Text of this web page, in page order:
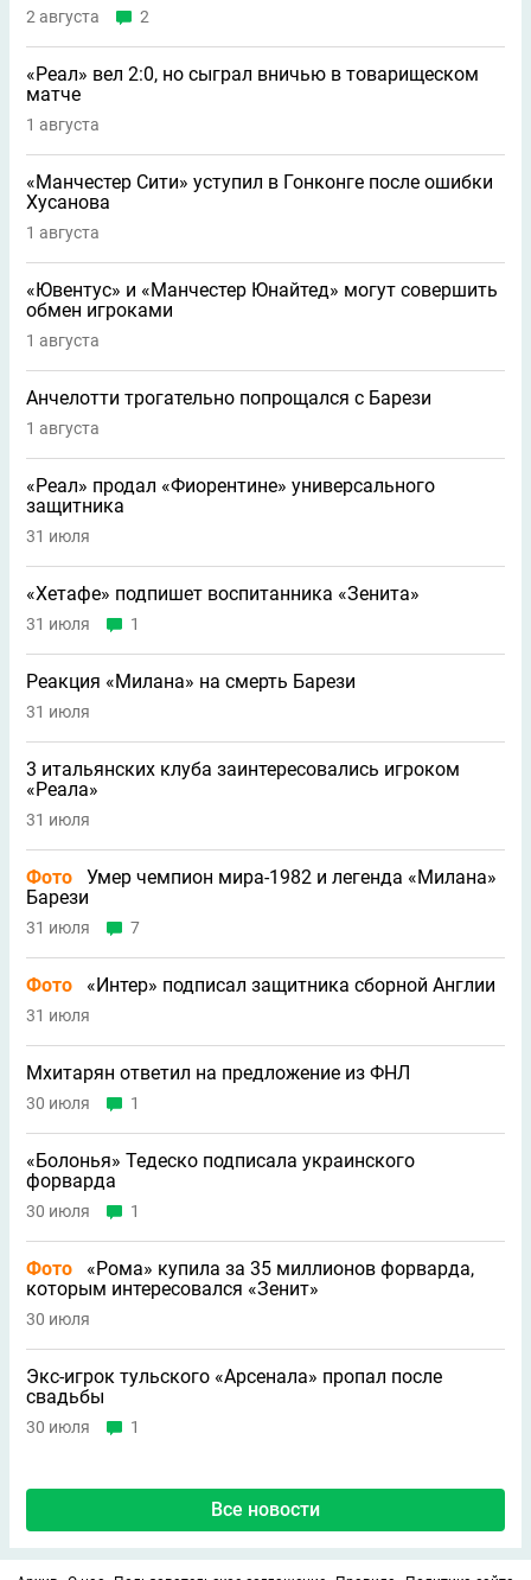
2 августа 2
«Реал» вел 2:0, но сыграл вничью в товарищеском
матче
1 августа
«Манчестер Сити» уступил в Гонконге после ошибки
Хусанова
1 августа
«Ювентус» и «Манчестер Юнайтед» могут совершить
обмен игроками
1 августа
Анчелотти трогательно попрощался с Барези
1 августа
«Реал» продал «Фиорентине» универсального
защитника
31 июля
«Хетафе» подпишет воспитанника «Зенита»
31 июля 1
Реакция «Милана» на смерть Барези
31 июля
3 итальянских клуба заинтересовались игроком
«Реала»
31 июля
Фото
Умер чемпион мира-1982 и легенда «Милана»
Барези
31 июля 7
Фото «Интер» подписал защитника сборной Англии
31 июля
Мхитарян ответил на предложение из ФНЛ
30 июля 1
«Болонья» Тедеско подписала украинского
форварда
30 июля 1
Фото
«Рома» купила за 35 миллионов форварда,
которым интересовался «Зенит»
30 июля
Экс-игрок тульского «Арсенала» пропал после
свадьбы
30 июля 1
Все новости